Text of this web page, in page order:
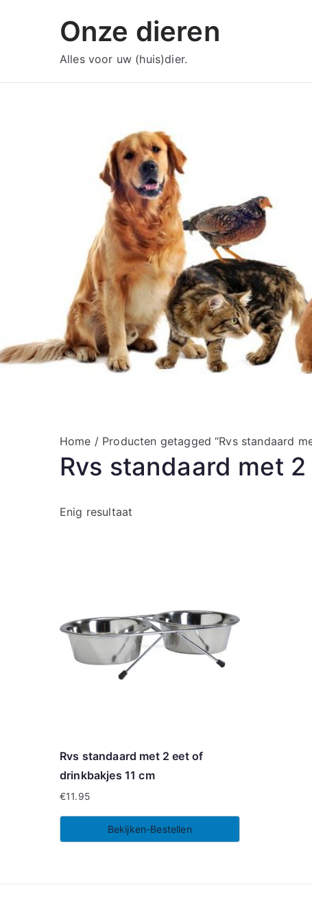
Onze dieren
Alles voor uw (huis)dier.
Home / Producten getagged “Rvs standaard
Rvs standaard met
Enig resultaat
Rvs standaard met 2 eet of
drinkbakjes 11 cm
€11.95
Bekijken-Bestellen